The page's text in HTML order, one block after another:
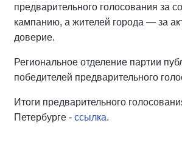
предварительного голосования за
кампанию, а жителей города — за
доверие.
Региональное отделение партии
победителей предварительного
Итоги предварительного
Петербурге - ссылка.